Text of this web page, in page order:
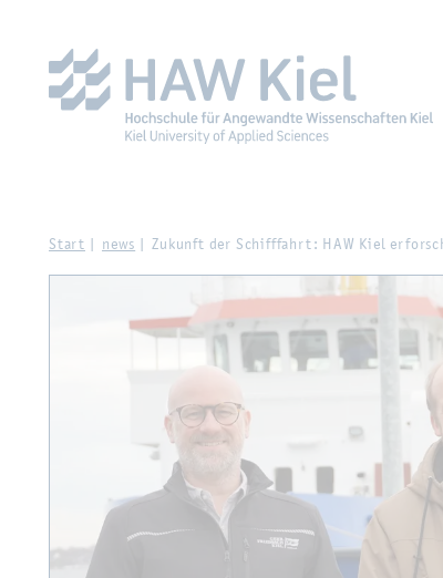
Start news Zu­kunft der Schiff­fahrt: HAW Kiel